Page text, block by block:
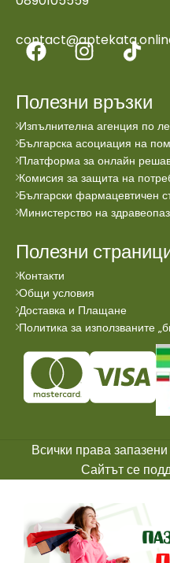
Полезни връзки
Изпълнителна агенция по
Българска асоциация на
Платформа за онлайн
Комисия за защита на
Български фармацевтичен
Министерство на
Полезни
Контакти
Общи условия
Доставка и Плащане
Политика за използваните
Всички права
Сайтът се